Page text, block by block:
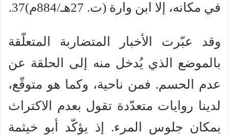
في مكانه، إلا ابن وارة (ت. 27هـ/884م)37.
وقد عبّرت الأخبار المتضاربة المتعلّقة
بالموضع الذي يُدخل منه إلى الحلقة عن
عدم الحسم. فمن ناحية، وكما هو متوقّع،
لدينا روايات متعدّدة تقول بعدم الاكتراث
بمكان جلوس المرء. إذ يؤكّد أبو خيثمة